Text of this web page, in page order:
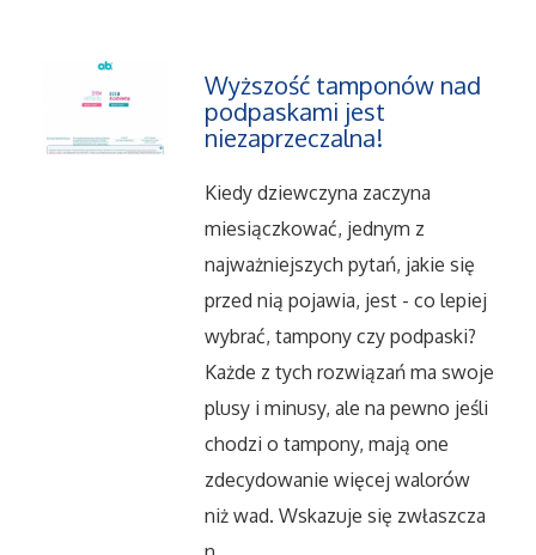
Wyższość tamponów nad
podpaskami jest
niezaprzeczalna!
Kiedy dziewczyna zaczyna
miesiączkować, jednym z
najważniejszych pytań, jakie się
przed nią pojawia, jest - co lepiej
wybrać, tampony czy podpaski?
Każde z tych rozwiązań ma swoje
plusy i minusy, ale na pewno jeśli
chodzi o tampony, mają one
zdecydowanie więcej walorów
niż wad. Wskazuje się zwłaszcza